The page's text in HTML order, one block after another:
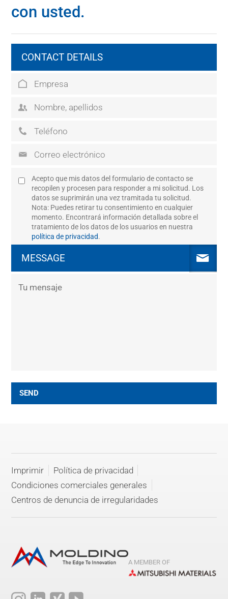
con usted.
CONTACT DETAILS
Acepto que mis datos del formulario de contacto se
recopilen y procesen para responder a mi solicitud. Los
datos se suprimirán una vez tramitada tu solicitud.
Nota: Puedes retirar tu consentimiento en cualquier
momento. Encontrará información detallada sobre el
tratamiento de los datos de los usuarios en nuestra
política de privacidad.
MESSAGE
SEND
Imprimir
Política de privacidad
Condiciones comerciales generales
Centros de denuncia de irregularidades
A MEMBER OF